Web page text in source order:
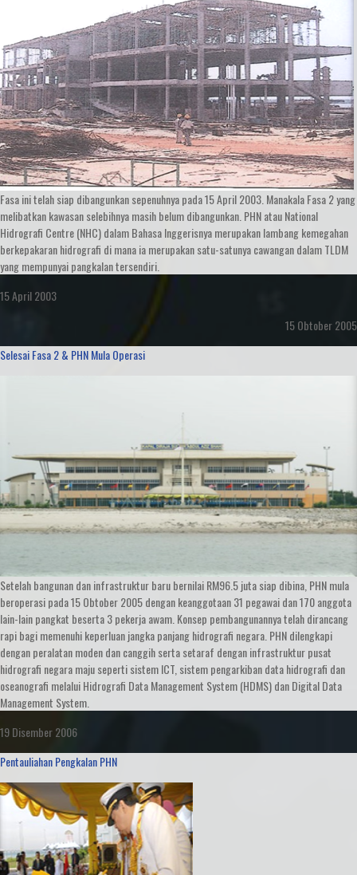
Fasa ini telah siap dibangunkan sepenuhnya pada 15 April 2003. Manakala Fasa 2 yang
melibatkan kawasan selebihnya masih belum dibangunkan. PHN atau National
Hidrografi Centre (NHC) dalam Bahasa Inggerisnya merupakan lambang kemegahan
berkepakaran hidrografi di mana ia merupakan satu-satunya cawangan dalam TLDM
yang mempunyai pangkalan tersendiri.
15 April 2003
15 Obtober 2005
Selesai Fasa 2 & PHN Mula Operasi
Setelah bangunan dan infrastruktur baru bernilai RM96.5 juta siap dibina, PHN mula
beroperasi pada 15 Obtober 2005 dengan keanggotaan 31 pegawai dan 170 anggota
lain-lain pangkat beserta 3 pekerja awam. Konsep pembangunannya telah dirancang
rapi bagi memenuhi keperluan jangka panjang hidrografi negara. PHN dilengkapi
dengan peralatan moden dan canggih serta setaraf dengan infrastruktur pusat
hidrografi negara maju seperti sistem ICT, sistem pengarkiban data hidrografi dan
oseanografi melalui Hidrografi Data Management System (HDMS) dan Digital Data
Management System.
19 Disember 2006
Pentauliahan Pengkalan PHN